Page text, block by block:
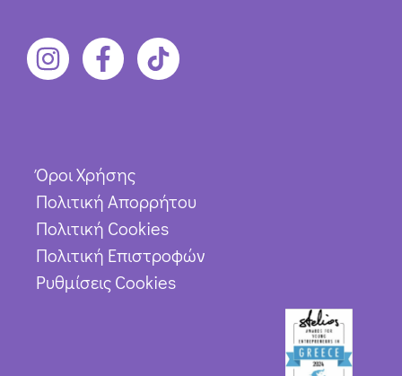
Όροι Χρήσης
Πολιτική Απορρήτου
Πολιτική Cookies
Πολιτική Επιστροφών
Ρυθμίσεις Cookies